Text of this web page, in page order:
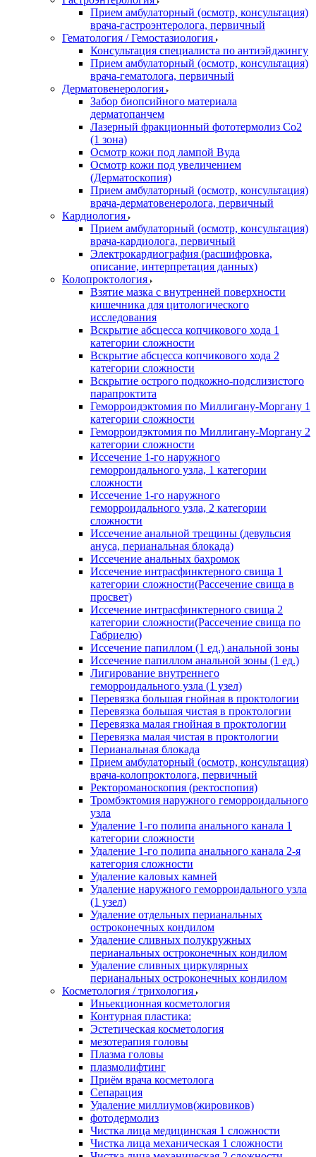
Прием амбулаторный (осмотр, консультация)
врача-гастроэнтеролога, первичный
Гематология / Гемостазиология
Консультация специалиста по антиэйджингу
Прием амбулаторный (осмотр, консультация)
врача-гематолога, первичный
Дерматовенерология
Забор биопсийного материала
дерматопанчем
Лазерный фракционный фототермолиз Со2
(1 зона)
Осмотр кожи под лампой Вуда
Осмотр кожи под увеличением
(Дерматоскопия)
Прием амбулаторный (осмотр, консультация)
врача-дерматовенеролога, первичный
Кардиология
Прием амбулаторный (осмотр, консультация)
врача-кардиолога, первичный
Электрокардиография (расшифровка,
описание, интерпретация данных)
Колопроктология
Взятие мазка с внутренней поверхности
кишечника для цитологического
исследования
Вскрытие абсцесса копчикового хода 1
категории сложности
Вскрытие абсцесса копчикового хода 2
категории сложности
Вскрытие острого подкожно-подслизистого
парапроктита
Геморроидэктомия по Миллигану-Моргану 1
категории сложности
Геморроидэктомия по Миллигану-Моргану 2
категории сложности
Иссечение 1-го наружного
геморроидального узла, 1 категории
сложности
Иссечение 1-го наружного
геморроидального узла, 2 категории
сложности
Иссечение анальной трещины (девульсия
ануса, перианальная блокада)
Иссечение анальных бахромок
Иссечение интрасфинктерного свища 1
категории сложности(Рассечение свища в
просвет)
Иссечение интрасфинктерного свища 2
категории сложности(Рассечение свища по
Габриелю)
Иссечение папиллом (1 ед.) анальной зоны
Иссечение папиллом анальной зоны (1 ед.)
Лигирование внутреннего
геморроидального узла (1 узел)
Перевязка большая гнойная в проктологии
Перевязка большая чистая в проктологии
Перевязка малая гнойная в проктологии
Перевязка малая чистая в проктологии
Перианальная блокада
Прием амбулаторный (осмотр, консультация)
врача-колопроктолога, первичный
Ректороманоскопия (ректоспопия)
Тромбэктомия наружного геморроидального
узла
Удаление 1-го полипа анального канала 1
категории сложности
Удаление 1-го полипа анального канала 2-я
категория сложности
Удаление каловых камней
Удаление наружного геморроидального узла
(1 узел)
Удаление отдельных перианальных
остроконечных кондилом
Удаление сливных полукружных
перианальных остроконечных кондилом
Удаление сливных циркулярных
перианальных остроконечных кондилом
Косметология / трихология
Иньекционная косметология
Контурная пластика:
Эстетическая косметология
мезотерапия головы
Плазма головы
плазмолифтинг
Приём врача косметолога
Сепарация
Удаление миллиумов(жировиков)
фотодермолиз
Чистка лица медицинская 1 сложности
Чистка лица механическая 1 сложности